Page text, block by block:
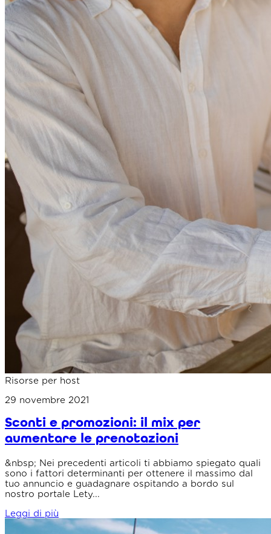
Risorse per host
29 novembre 2021
Sconti e promozioni: il mix per
aumentare le prenotazioni
&nbsp; Nei precedenti articoli ti abbiamo spiegato quali
sono i fattori determinanti per ottenere il massimo dal
tuo annuncio e guadagnare ospitando a bordo sul
nostro portale Lety...
Leggi di più